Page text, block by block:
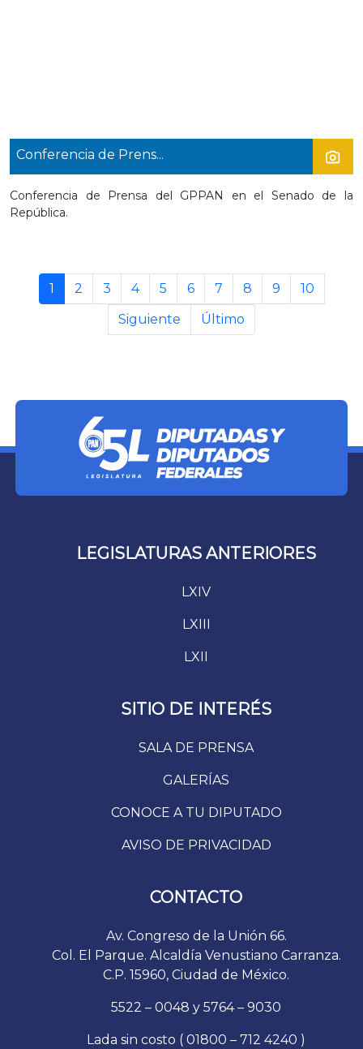
Conferencia de Prens...
Conferencia de Prensa del GPPAN en el Senado de la
República.
1 2 3 4 5 6 7 8 9
10
Siguiente
Último
LEGISLATURAS ANTERIORES
LXIV
LXIII
LXII
SITIO DE INTERÉS
SALA DE PRENSA
GALERÍAS
CONOCE A TU DIPUTADO
AVISO DE PRIVACIDAD
CONTACTO
Av. Congreso de la Unión 66.
Col. El Parque. Alcaldía Venustiano Carranza.
C.P. 15960, Ciudad de México.
5522 – 0048 y 5764 – 9030
Lada sin costo ( 01800 – 712 4240 )